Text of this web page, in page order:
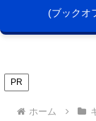
(ブックオ
PR
ホーム